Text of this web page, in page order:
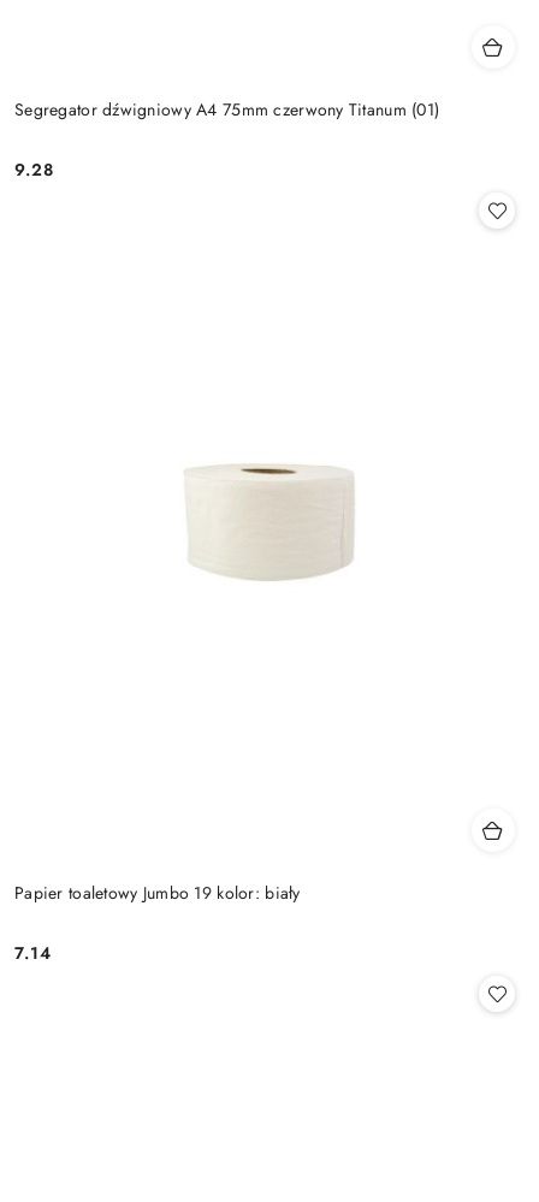
Segregator dźwigniowy A4 75mm czerwony Titanum (01)
Cena:
9.28
Papier toaletowy Jumbo 19 kolor: biały
Cena:
7.14